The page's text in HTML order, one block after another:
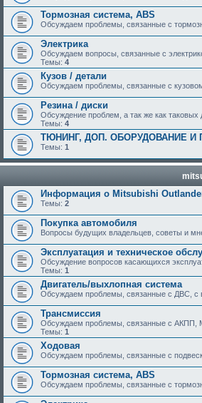
Тормозная система, ABS
Обсуждаем проблемы, связанные с
Электрика
Обсуждаем вопросы, связанные с
Темы: 4
Кузов / детали
Обсуждаем проблемы, связанные с
Резина / диски
Обсуждение проблем, а так же как таковых
Темы: 4
ТЮНИНГ, ДОП. ОБОРУДОВАНИЕ И
Темы: 1
Информация о Mitsubishi
Темы: 2
Покупка автомобиля
Вопросы будущих владельцев, советы и
Эксплуатация и техническое
Обсуждение вопросов касающихся
Темы: 1
Двигатель/выхлопная система
Обсуждаем проблемы, связанные с ДВС, с
Трансмиссия
Обсуждаем проблемы, связанные с АКПП,
Темы: 1
Ходовая
Обсуждаем проблемы, связанные с
Тормозная система, ABS
Обсуждаем проблемы, связанные с